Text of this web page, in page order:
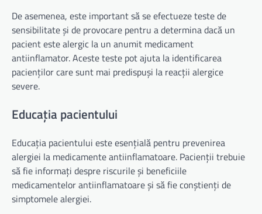
De asemenea, este important să se efectueze teste de
sensibilitate și de provocare pentru a determina dacă un
pacient este alergic la un anumit medicament
antiinflamator. Aceste teste pot ajuta la identificarea
pacienților care sunt mai predispuși la reacții alergice
severe.
Educația pacientului
Educația pacientului este esențială pentru prevenirea
alergiei la medicamente antiinflamatoare. Pacienții trebuie
să fie informați despre riscurile și beneficiile
medicamentelor antiinflamatoare și să fie conștienți de
simptomele alergiei.